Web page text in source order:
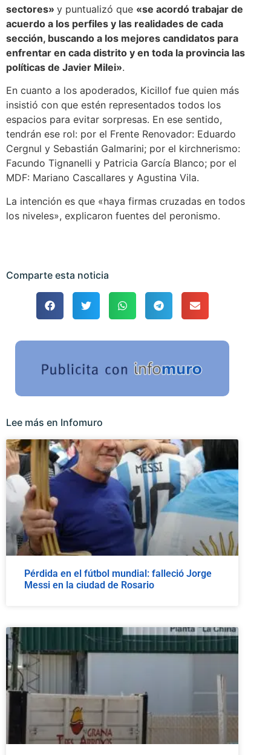
sectores» y puntualizó que «se acordó trabajar de
acuerdo a los perfiles y las realidades de cada
sección, buscando a los mejores candidatos para
enfrentar en cada distrito y en toda la provincia las
políticas de Javier Milei».
En cuanto a los apoderados, Kicillof fue quien más
insistió con que estén representados todos los
espacios para evitar sorpresas. En ese sentido,
tendrán ese rol: por el Frente Renovador: Eduardo
Cergnul y Sebastián Galmarini; por el kirchnerismo:
Facundo Tignanelli y Patricia García Blanco; por el
MDF: Mariano Cascallares y Agustina Vila.
La intención es que «haya firmas cruzadas en todos
los niveles», explicaron fuentes del peronismo.
Comparte esta noticia
Lee más en Infomuro
Pérdida en el fútbol mundial: falleció Jorge
Messi en la ciudad de Rosario